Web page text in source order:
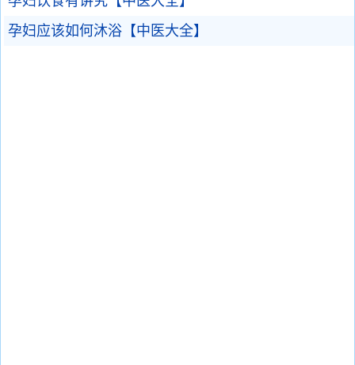
孕妇应该如何沐浴【中医大全】